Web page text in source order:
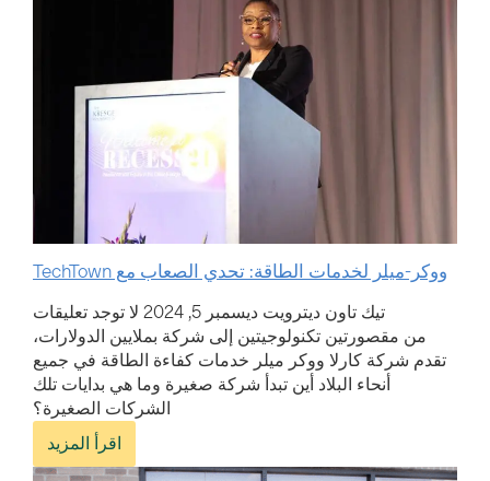
ووكر-ميلر لخدمات الطاقة: تحدي الصعاب مع TechTown
تيك تاون ديترويتديسمبر 5, 2024
لا توجد تعليقات
من مقصورتين تكنولوجيتين إلى شركة بملايين الدولارات،
تقدم شركة كارلا ووكر ميلر خدمات كفاءة الطاقة في جميع
أنحاء البلاد أين تبدأ شركة صغيرة وما هي بدايات تلك
الشركات الصغيرة؟
اقرأ المزيد